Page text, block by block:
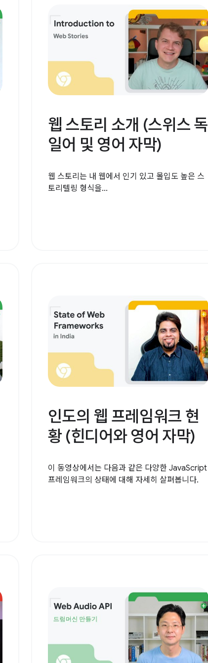
웹 스토리 소개 (스위스 독
일어 및 영어 자막)
웹 스토리는 내 웹에서 인기 있고 몰입도 높은 스
토리텔링 형식을...
인도의 웹 프레임워크 현
황 (힌디어와 영어 자막)
이 동영상에서는 다음과 같은 다양한 JavaScript
프레임워크의 상태에 대해 자세히 살펴봅니다.